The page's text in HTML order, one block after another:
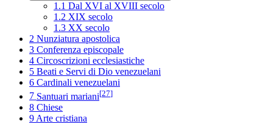
1.1 Dal XVI al XVIII secolo
1.2 XIX secolo
1.3 XX secolo
2 Nunziatura apostolica
3 Conferenza episcopale
4 Circoscrizioni ecclesiastiche
5 Beati e Servi di Dio venezuelani
6 Cardinali venezuelani
7 Santuari mariani[27]
8 Chiese
9 Arte cristiana